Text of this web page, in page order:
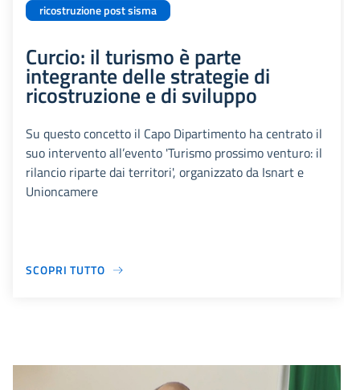
ricostruzione post sisma
Curcio: il turismo è parte
integrante delle strategie di
ricostruzione e di sviluppo
Su questo concetto il Capo Dipartimento ha centrato il
suo intervento all’evento 'Turismo prossimo venturo: il
rilancio riparte dai territori', organizzato da Isnart e
Unioncamere
SCOPRI TUTTO